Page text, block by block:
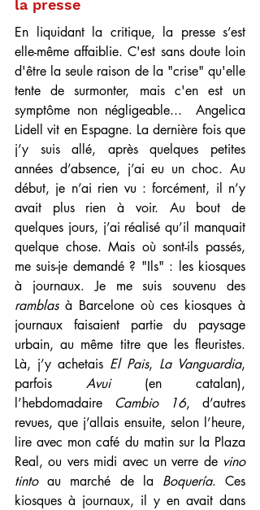
la presse
En liquidant la critique, la presse s’est
elle-même affaiblie. C'est sans doute loin
d'être la seule raison de la "crise" qu'elle
tente de surmonter, mais c'en est un
symptôme non négligeable...  Angelica
Lidell vit en Espagne. La dernière fois que
j’y suis allé, après quelques petites
années d’absence, j’ai eu un choc. Au
début, je n’ai rien vu : forcément, il n’y
avait plus rien à voir. Au bout de
quelques jours, j’ai réalisé qu’il manquait
quelque chose. Mais où sont-ils passés,
me suis-je demandé ? "Ils" : les kiosques
ramblas à Barcelone où ces kiosques à
journaux faisaient partie du paysage
urbain, au même titre que les fleuristes.
Là, j’y achetais El Pais, La Vanguardia,
parfois Avui (en catalan),
l’hebdomadaire Cambio 16, d’autres
revues, que j’allais ensuite, selon l’heure,
lire avec mon café du matin sur la Plaza
Real, ou vers midi avec un verre de vino
tinto au marché de la Boquería. Ces
kiosques à journaux, il y en avait dans